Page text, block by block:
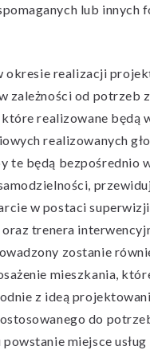
lub innych
okresie realizacji
zależności od potrzeb
realizowane będą
realizowanych
te będą bezpośrednio
w postaci
trenera
zostanie
mieszkania,
z ideą
do
miejsce usług